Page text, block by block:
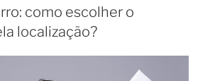
como escolher o
localização?